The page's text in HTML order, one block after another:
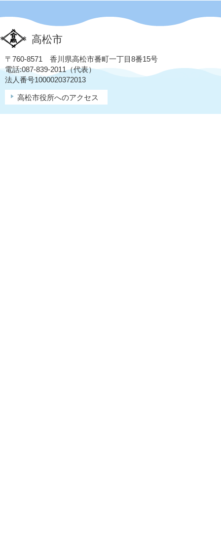
高松市
〒760-8571 香川県高松市番町一丁目8番15号
電話:087-839-2011（代表）
法人番号1000020372013
高松市役所へのアクセス